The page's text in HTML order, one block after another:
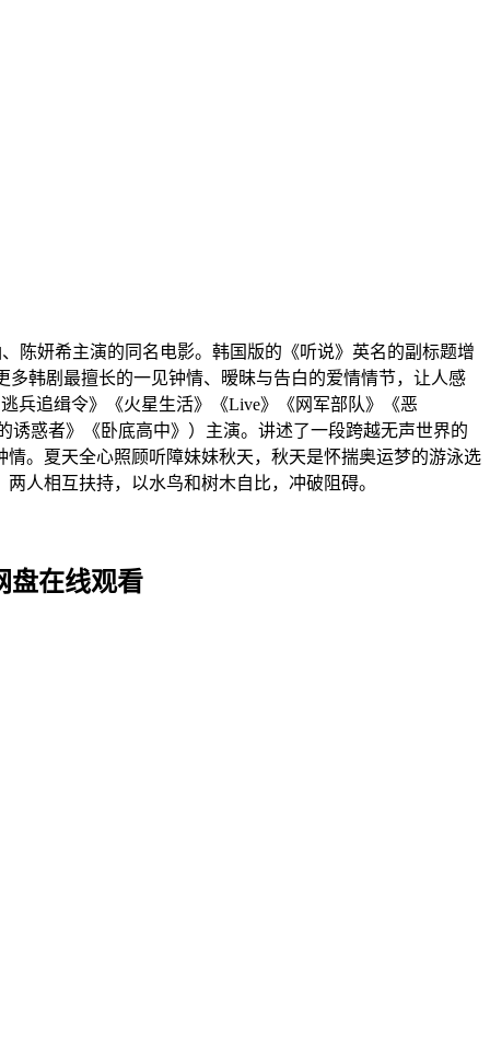
陈妍希主演的同名电影。韩国版的《听说》英名的副标题增
多韩剧最擅长的一见钟情、暧昧与告白的爱情情节，让人感
兵追缉令》《火星生活》《Live》《网军部队》《恶
惑者》《卧底高中》）主演。讲述了一段跨越无声世界的
。夏天全心照顾听障妹妹秋天，秋天是怀揣奥运梦的游泳选
人相互扶持，以水鸟和树木自比，冲破阻碍。
盘在线观看